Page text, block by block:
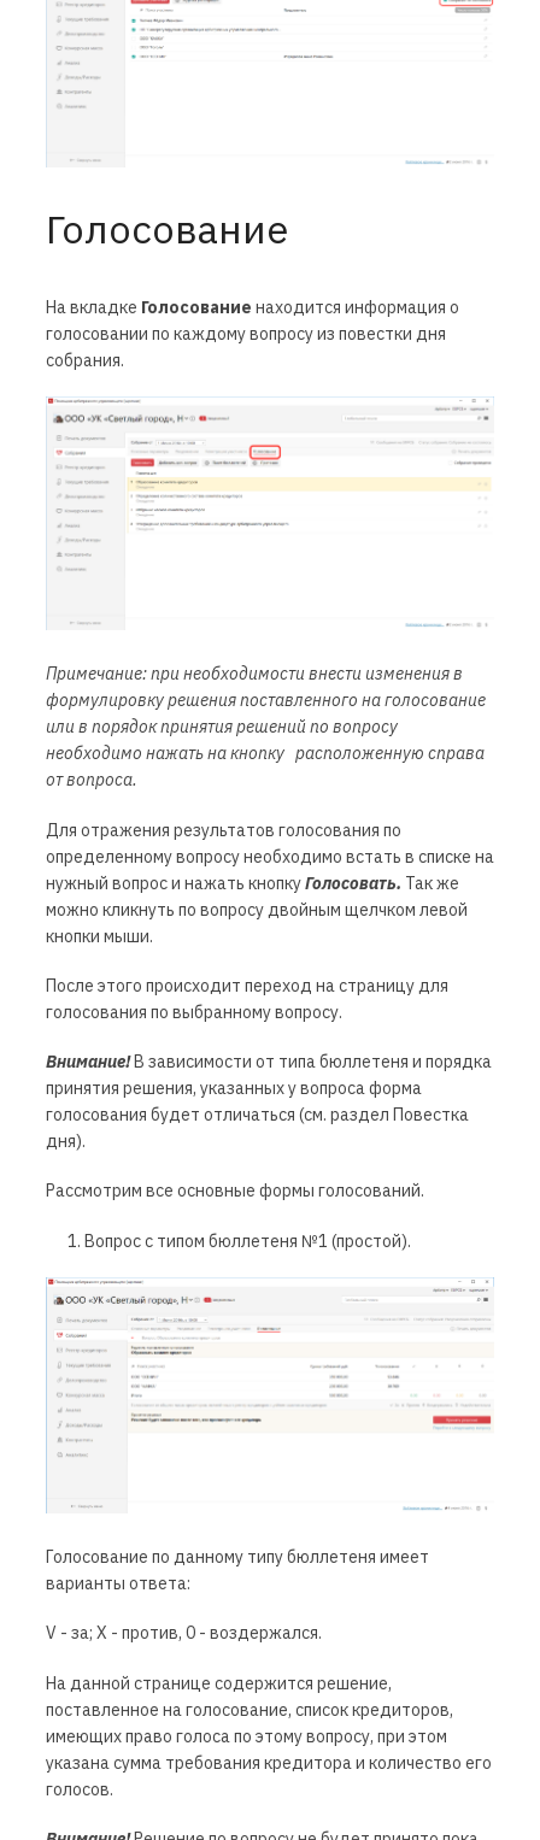
Голосование
На вкладке Голосование находится информация о
голосовании по каждому вопросу из повестки дня
собрания.
Примечание: при необходимости внести изменения в
формулировку решения поставленного на голосование
или в порядок принятия решений по вопросу
необходимо нажать на кнопку расположенную справа
от вопроса.
Для отражения результатов голосования по
определенному вопросу необходимо встать в списке на
нужный вопрос и нажать кнопкуГолосовать. Так же
можно кликнуть по вопросу двойным щелчком левой
кнопки мыши.
После этого происходит переход на страницу для
голосования по выбранному вопросу.
Внимание!В зависимости от типа бюллетеня и порядка
принятия решения, указанных у вопроса форма
голосования будет отличаться (см. раздел Повестка
дня).
Рассмотрим все основные формы голосований.
Вопрос с типом бюллетеня №1 (простой).
Голосование по данному типу бюллетеня имеет
варианты ответа:
V - за; X - против, 0 - воздержался.
На данной странице содержится решение,
поставленное на голосование, список кредиторов,
имеющих право голоса по этому вопросу, при этом
указана сумма требования кредитора и количество его
голосов.